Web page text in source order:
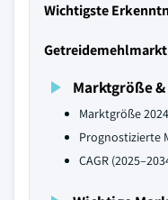
Wichtigste
Getreidemehlmarkt
Marktgröße
Marktgröße
Prognostizierte
CAGR